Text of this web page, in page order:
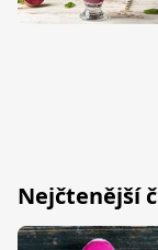
Nejčtenější